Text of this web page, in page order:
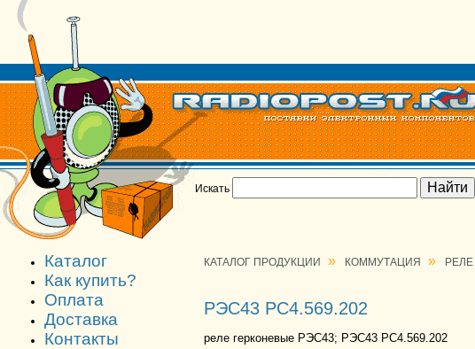
Искать
Каталог
Как купить?
Оплата
Доставка
Контакты
КАТАЛОГ ПРОДУКЦИИ » КОММУТАЦИЯ » РЕЛЕ
РЭС43 РС4.569.202
реле герконевые РЭС43; РЭС43 РС4.569.202